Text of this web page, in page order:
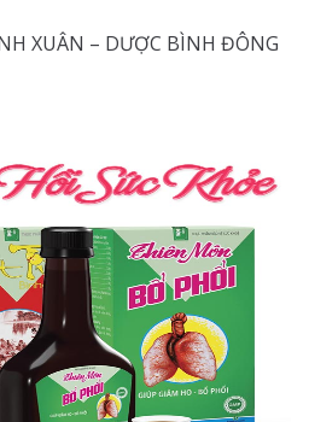
XUÂN – DƯỢC BÌNH ĐÔNG